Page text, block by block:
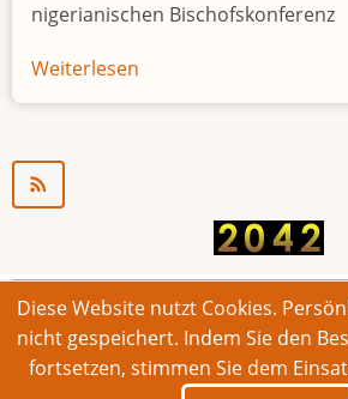
nigerianischen Bischofskonferenz
Weiterlesen
Jugendarbeitslosigkeit
© 2026 Bonner Aufruf. Alle
Footer
Impressum Kontakt Intern
Diese Website nutzt Cookies.
nicht gespeichert. Indem Sie den
fortsetzen, stimmen Sie dem